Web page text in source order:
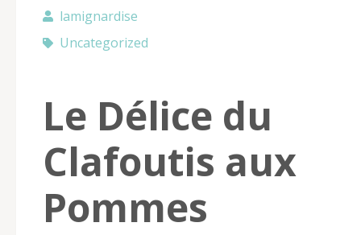
lamignardise
Uncategorized
Le Délice du
Clafoutis aux
Pommes